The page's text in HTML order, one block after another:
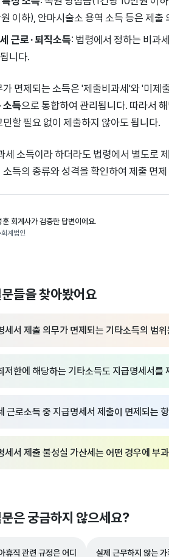
이하), 안마시술소 용역 소득 등은 제출
근로·퇴직소득: 법령에서 정하는 비과
니다.
면제되는 소득은 '제출비과세'와 '미제
소득으로 통합하여 관리됩니다. 따라서
할 필요 없이 제출하지 않아도 됩니다.
세 소득이라 하더라도 법령에서 별도로
득의 종류와 성격을 확인하여 제출 면
훈 회계사가 검증한 답변이에요.
계법인
들을 찾아봤어요
세서 제출 의무가 면제되는 기타소득의 범
저한에 해당하는 기타소득도 지급명세서를
근로소득 중 지급명세서 제출이 면제되는
세서 제출 불성실 가산세는 어떤 경우에 부
은 궁금하지 않으세요?
휴직 관련 규정은 어디 실제 근무하지 않는